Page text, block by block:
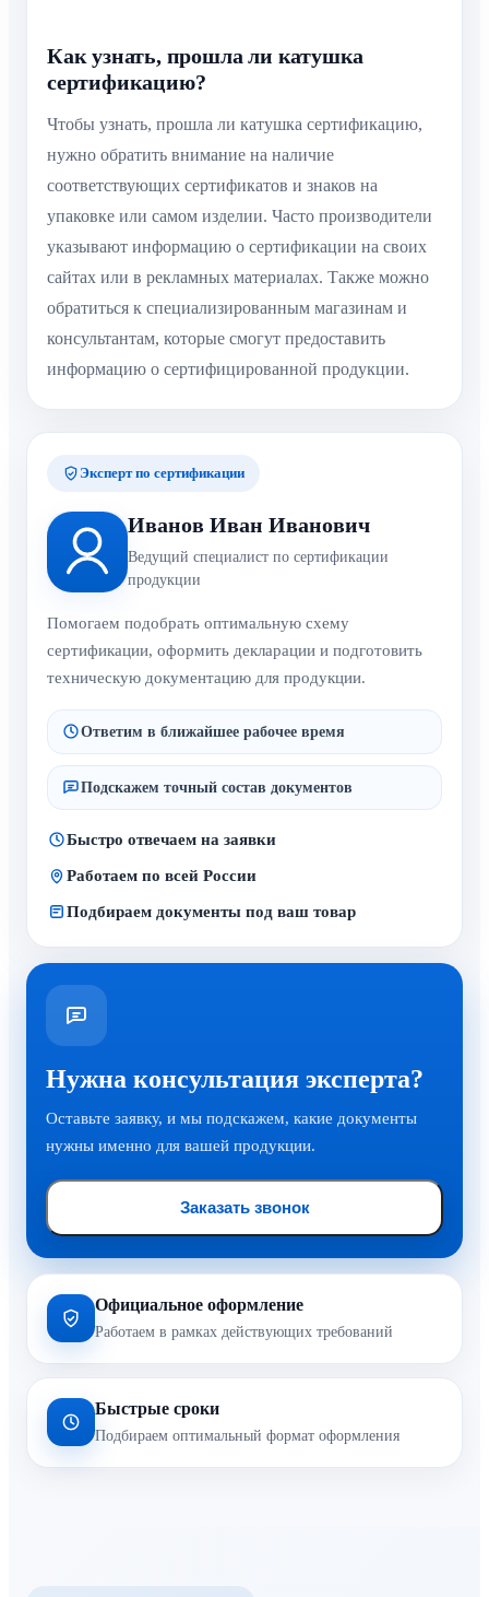
Как узнать, прошла ли катушка
сертификацию?
Чтобы узнать, прошла ли катушка сертификацию,
нужно обратить внимание на наличие
соответствующих сертификатов и знаков на
упаковке или самом изделии. Часто производители
указывают информацию о сертификации на своих
сайтах или в рекламных материалах. Также можно
обратиться к специализированным магазинам и
консультантам, которые смогут предоставить
информацию о сертифицированной продукции.
Эксперт по сертификации
Иванов Иван Иванович
Ведущий специалист по сертификации
продукции
Помогаем подобрать оптимальную схему
сертификации, оформить декларации и подготовить
техническую документацию для продукции.
Ответим в ближайшее рабочее время
Подскажем точный состав документов
Быстро отвечаем на заявки
Работаем по всей России
Подбираем документы под ваш товар
Нужна консультация эксперта?
Оставьте заявку, и мы подскажем, какие документы
нужны именно для вашей продукции.
Заказать звонок
Официальное оформление
Работаем в рамках действующих требований
Быстрые сроки
Подбираем оптимальный формат оформления